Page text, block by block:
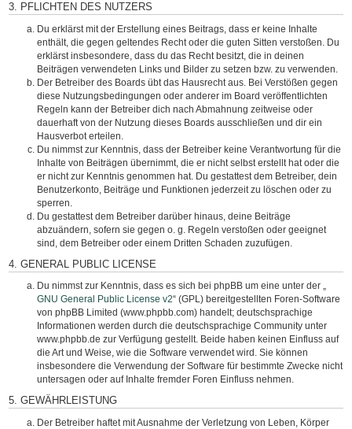
3. PFLICHTEN DES NUTZERS
Du erklärst mit der Erstellung eines Beitrags, dass er keine Inhalte
enthält, die gegen geltendes Recht oder die guten Sitten verstoßen. Du
erklärst insbesondere, dass du das Recht besitzt, die in deinen
Beiträgen verwendeten Links und Bilder zu setzen bzw. zu verwenden.
Der Betreiber des Boards übt das Hausrecht aus. Bei Verstößen gegen
diese Nutzungsbedingungen oder anderer im Board veröffentlichten
Regeln kann der Betreiber dich nach Abmahnung zeitweise oder
dauerhaft von der Nutzung dieses Boards ausschließen und dir ein
Hausverbot erteilen.
Du nimmst zur Kenntnis, dass der Betreiber keine Verantwortung für die
Inhalte von Beiträgen übernimmt, die er nicht selbst erstellt hat oder die
er nicht zur Kenntnis genommen hat. Du gestattest dem Betreiber, dein
Benutzerkonto, Beiträge und Funktionen jederzeit zu löschen oder zu
sperren.
Du gestattest dem Betreiber darüber hinaus, deine Beiträge
abzuändern, sofern sie gegen o. g. Regeln verstoßen oder geeignet
sind, dem Betreiber oder einem Dritten Schaden zuzufügen.
4. GENERAL PUBLIC LICENSE
Du nimmst zur Kenntnis, dass es sich bei phpBB um eine unter der „
GNU General Public License v2“ (GPL) bereitgestellten Foren-Software
von phpBB Limited (www.phpbb.com) handelt; deutschsprachige
Informationen werden durch die deutschsprachige Community unter
www.phpbb.de zur Verfügung gestellt. Beide haben keinen Einfluss auf
die Art und Weise, wie die Software verwendet wird. Sie können
insbesondere die Verwendung der Software für bestimmte Zwecke nicht
untersagen oder auf Inhalte fremder Foren Einfluss nehmen.
5. GEWÄHRLEISTUNG
Der Betreiber haftet mit Ausnahme der Verletzung von Leben, Körper